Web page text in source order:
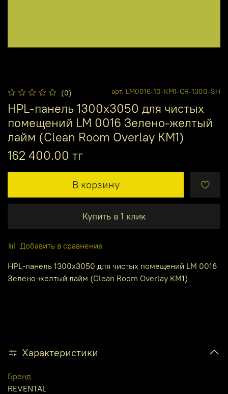
(0) арт. LM0016-10-КМ1-CR-1300-SH
HPL-панель 1300х3050 для чистых
помещений LM 0016 Зелено-желтый
лайм (Clean Room Overlay КМ1)
162 400.00 тг
В корзину
Купить в 1 клик
Добавить в сравнение
HPL-панель 1300х3050 для чистых помещений LM 0016
Зелено-желтый лайм (Clean Room Overlay КМ1)
Характеристики
Бренд
REVENTAL